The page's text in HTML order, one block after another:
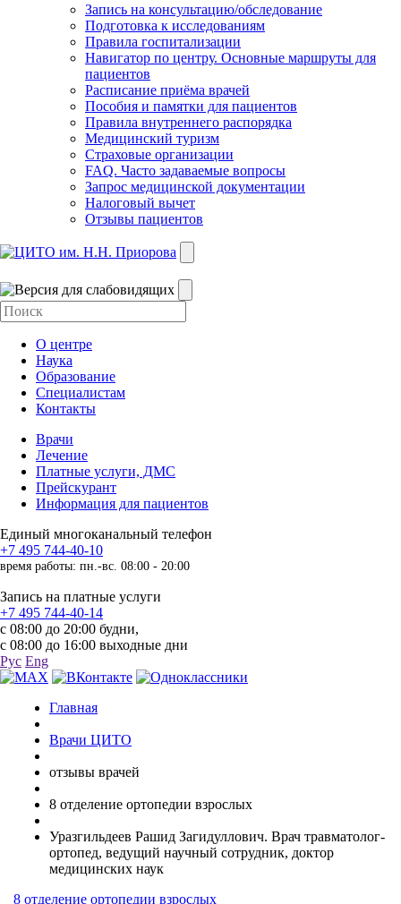
Запись на консультацию/обследование
Подготовка к исследованиям
Правила госпитализации
Навигатор по центру. Основные маршруты для
пациентов
Расписание приёма врачей
Пособия и памятки для пациентов
Правила внутреннего распорядка
Медицинский туризм
Страховые организации
FAQ. Часто задаваемые вопросы
Запрос медицинской документации
Налоговый вычет
Отзывы пациентов
О центре
Наука
Образование
Специалистам
Контакты
Врачи
Лечение
Платные услуги, ДМС
Прейскурант
Информация для пациентов
Единый многоканальный телефон
+7 495 744-40-10
время работы: пн.-вс. 08:00 - 20:00
Запись на платные услуги
+7 495 744-40-14
с 08:00 до 20:00 будни,
с 08:00 до 16:00 выходные дни
Рус Eng
Главная
Врачи ЦИТО
отзывы врачей
8 отделение ортопедии взрослых
Уразгильдеев Рашид Загидуллович. Врач травматолог-
ортопед, ведущий научный сотрудник, доктор
медицинских наук
8 отделение ортопедии взрослых